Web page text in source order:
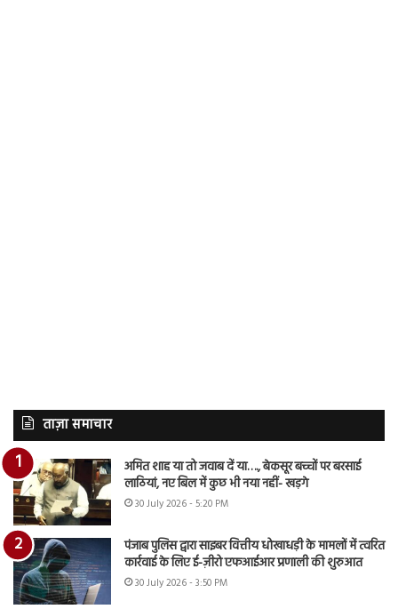
ताज़ा समाचार
अमित शाह या तो जवाब दें या…., बेकसूर बच्चों पर बरसाई
लाठियां, नए बिल में कुछ भी नया नहीं- खड़गे
30 July 2026 - 5:20 PM
पंजाब पुलिस द्वारा साइबर वित्तीय धोखाधड़ी के मामलों में त्वरित
कार्रवाई के लिए ई-ज़ीरो एफआईआर प्रणाली की शुरुआत
30 July 2026 - 3:50 PM